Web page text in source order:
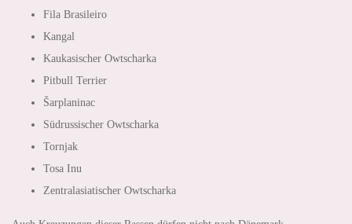
Fila Brasileiro
Kangal
Kaukasischer Owtscharka
Pitbull Terrier
Šarplaninac
Südrussischer Owtscharka
Tornjak
Tosa Inu
Zentralasiatischer Owtscharka